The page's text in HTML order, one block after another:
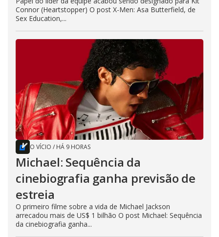
Connor (Heartstopper) O post X-Men: Asa Butterfield, de
Sex Education,...
O VÍCIO / HÁ 9 HORAS
Michael: Sequência da
cinebiografia ganha previsão de
estreia
O primeiro filme sobre a vida de Michael Jackson
arrecadou mais de US$ 1 bilhão O post Michael: Sequência
da cinebiografia ganha...